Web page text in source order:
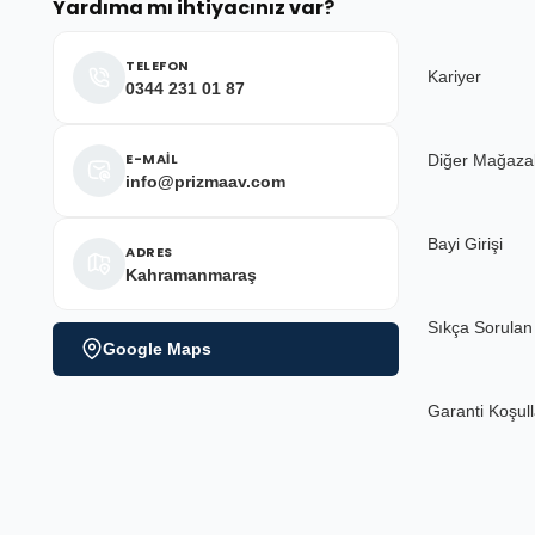
Deneyimini Paylaş
Yardıma mı ihtiyacınız var?
TELEFON
0344 231 01 87
E-MAİL
info@prizmaav.com
ADRES
Kahramanmaraş
Google Maps
Kariyer
Diğer
Bayi Girişi
Sıkça
Garanti